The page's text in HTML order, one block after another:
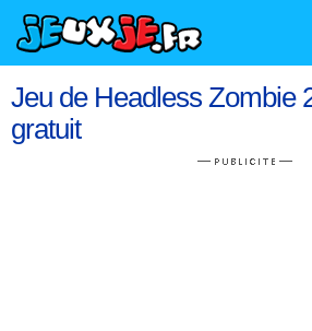
Jeu de Headless Zombie
gratuit